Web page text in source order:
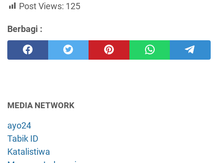
Post Views: 125
Berbagi :
MEDIA NETWORK
ayo24
Tabik ID
Katalistiwa